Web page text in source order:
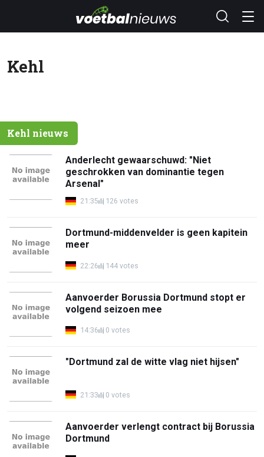
Kehl
Kehl nieuws
Anderlecht gewaarschuwd: "Niet
geschrokken van dominantie tegen
Arsenal"
21:35 126 votes
Dortmund-middenvelder is geen kapitein
meer
22:26 144 votes
Aanvoerder Borussia Dortmund stopt er
volgend seizoen mee
14:36 0 votes
"Dortmund zal de witte vlag niet hijsen"
21:33 0 votes
Aanvoerder verlengt contract bij Borussia
Dortmund